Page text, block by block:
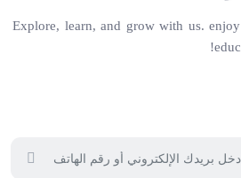
Explore, learn, and grow with us.